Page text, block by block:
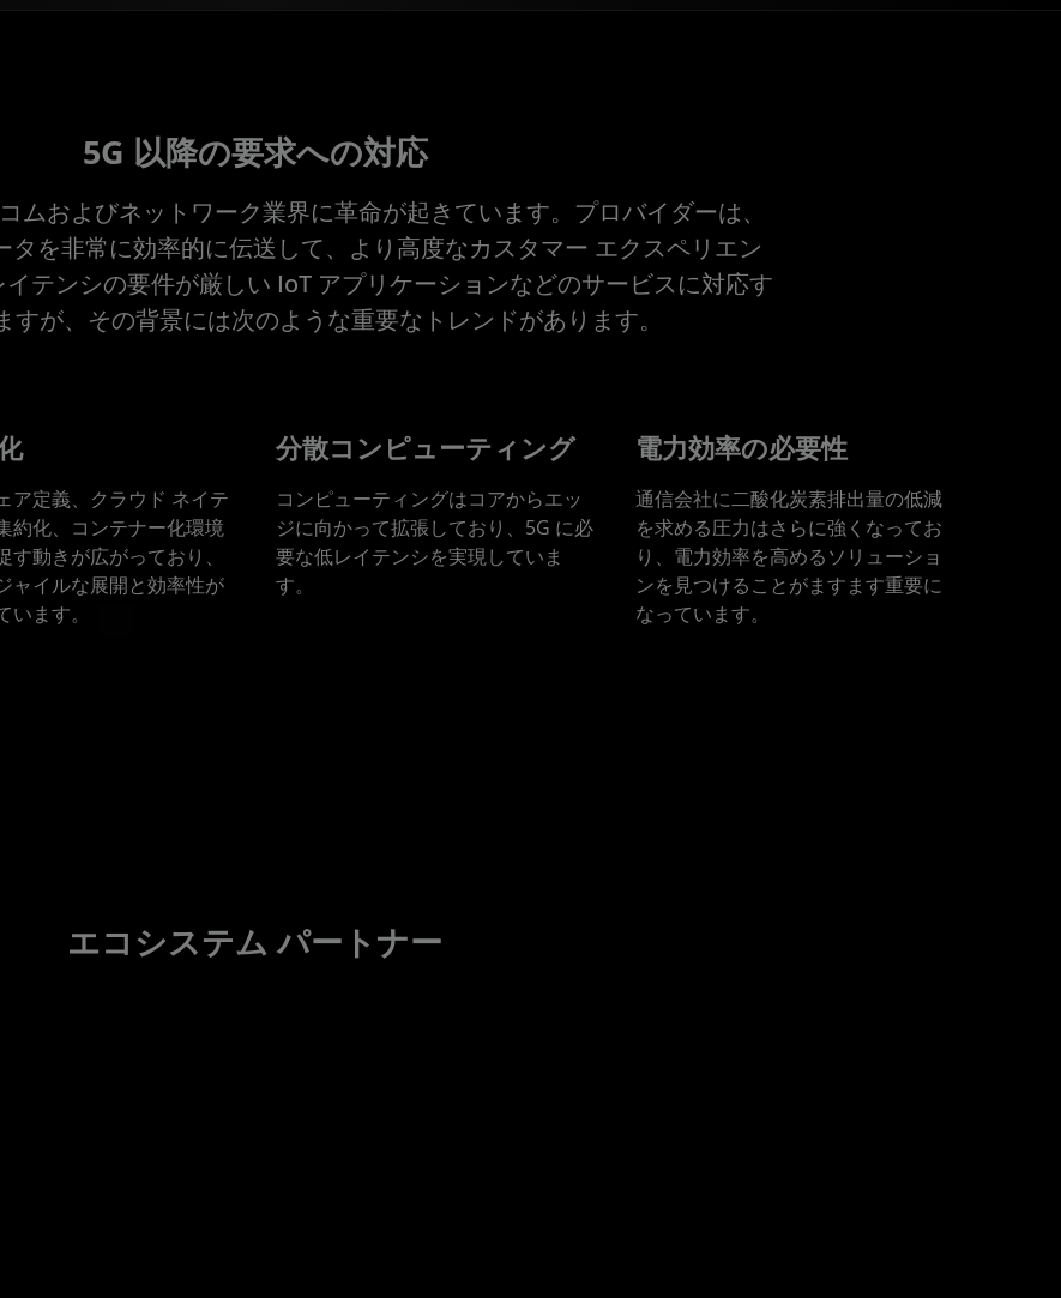
5G 以降の要求への対応
ムおよびネットワーク業界に革命が起きています。プロバイダーは、
タを非常に効率的に伝送して、より高度なカスタマー エクスペリエン
テンシの要件が厳しい IoT アプリケーションなどのサービスに対応す
すが、その背景には次のような重要なトレンドがあります。
ア定義、クラウド ネイテ
約化、コンテナー化環境
す動きが広がっており、
ャイルな展開と効率性が
います。
分散コンピューティング
コンピューティングはコアからエッ
ジに向かって拡張しており、5G に必
要な低レイテンシを実現していま
す。
電力効率の必要性
通信会社に二酸化炭素排出量の低減
を求める圧力はさらに強くなってお
り、電力効率を高めるソリューショ
ンを見つけることがますます重要に
なっています。
エコシステム パートナー